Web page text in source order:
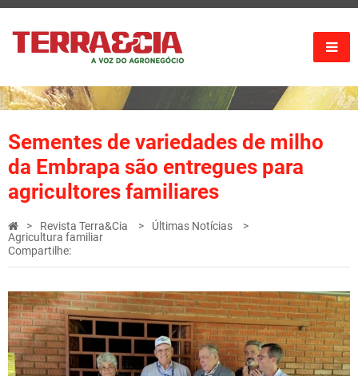
Sementes de variedades de milho
da Embrapa são entregues para
agricultores familiares
Revista Terra&Cia
Últimas Notícias
Agricultura familiar
Compartilhe: